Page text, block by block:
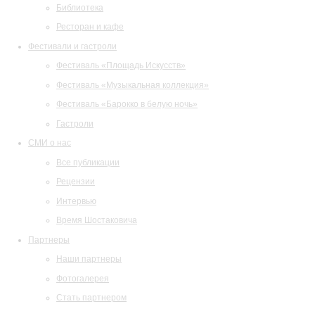
Библиотека
Ресторан и кафе
Фестивали и гастроли
Фестиваль «Площадь Искусств»
Фестиваль «Музыкальная коллекция»
Фестиваль «Барокко в белую ночь»
Гастроли
СМИ о нас
Все публикации
Рецензии
Интервью
Время Шостаковича
Партнеры
Наши партнеры
Фотогалерея
Стать партнером